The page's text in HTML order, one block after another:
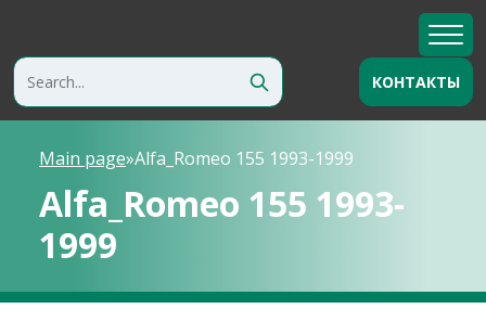
КОНТАКТЫ
Main page»Alfa_Romeo 155 1993-1999
Alfa_Romeo 155 1993-
1999